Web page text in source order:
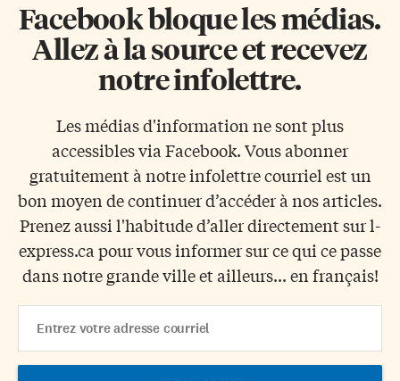
Facebook bloque les médias.
Allez à la source et recevez
notre infolettre.
Les médias d'information ne sont plus
accessibles via Facebook. Vous abonner
gratuitement à notre infolettre courriel est un
bon moyen de continuer d’accéder à nos articles.
Prenez aussi l'habitude d’aller directement sur l-
express.ca pour vous informer sur ce qui ce passe
dans notre grande ville et ailleurs... en français!
Address